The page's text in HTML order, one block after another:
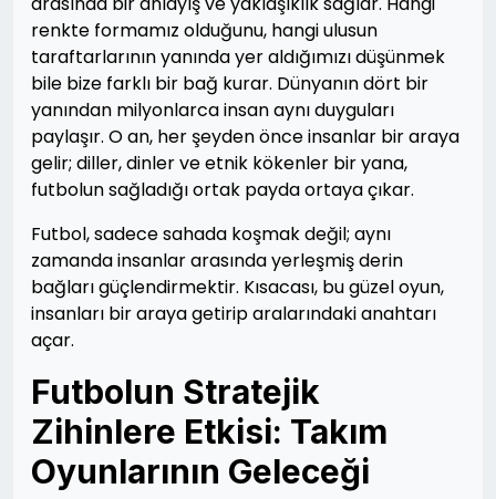
renkte formamız olduğunu, hangi ulusun
taraftarlarının yanında yer aldığımızı düşünmek
bile bize farklı bir bağ kurar. Dünyanın dört bir
yanından milyonlarca insan aynı duyguları
paylaşır. O an, her şeyden önce insanlar bir araya
gelir; diller, dinler ve etnik kökenler bir yana,
futbolun sağladığı ortak payda ortaya çıkar.
Futbol, sadece sahada koşmak değil; aynı
zamanda insanlar arasında yerleşmiş derin
bağları güçlendirmektir. Kısacası, bu güzel oyun,
insanları bir araya getirip aralarındaki anahtarı
açar.
Futbolun Stratejik
Zihinlere Etkisi: Takım
Oyunlarının Geleceği